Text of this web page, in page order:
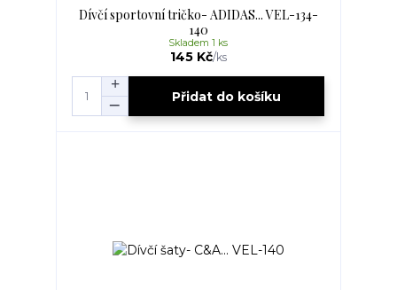
Dívčí sportovní tričko- ADIDAS... VEL-134-
140
145 Kč/ks
Skladem 1 ks
Přidat do košíku